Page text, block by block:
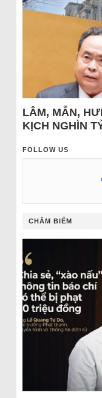
LÂM, MẪN,
KỊCH NGHÌN
FOLLOW US
CHÂM BIẾM